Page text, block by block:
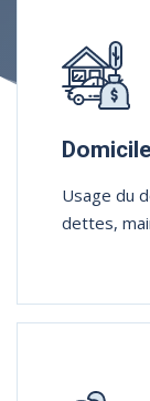
Usage du
dettes,